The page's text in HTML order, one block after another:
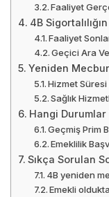
Faaliyet
4B
Faaliyet
Geçici Ara
Yeniden
Hizmet Süresi
Sağlık
Hangi Durumlar
Geçmiş Prim
Emeklilik
Sıkça Sorulan
4B yeniden
Emekli